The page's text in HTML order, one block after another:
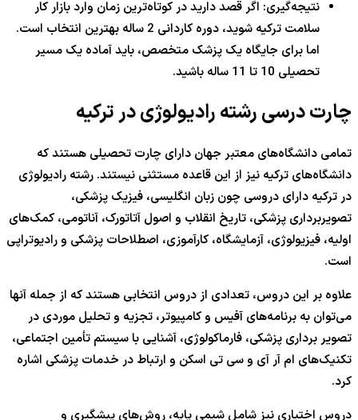
نتیجه‌گیری: اگر قصد دارید در کوتاه‌ترین زمان وارد بازار کار
سلامت ترکیه شوید، دوره کاردانی 2 ساله بهترین انتخاب است.
اما برای جایگاه یک پزشک متخصص، باید آماده یک مسیر
تحصیلی 10 تا 11 ساله باشید.
چارت درسی رشته رادیولوژی در ترکیه
تمامی دانشگاه‌های معتبر جهان دارای چارت تحصیلی هستند که
دانشگاه‌های ترکیه نیز از این قاعده مستثنی نیستند. رشته رادیولوژی
در ترکیه دارای دروسی چون زبان انگلیسی، فیزیک پزشکی،
تصویر‌برداری پزشکی، تاریخ انقلاب و اصول آتاتورک، آناتومی، کمک‌های
اولیه، فیزیولوژی، آزمایشگاه، کارآموزی، اصطلاحات پزشکی و رادیوتراپی
است.
علاوه بر این دروس، تعدادی از دروس انتخابی هستند که از جمله آنها
می‌توان به برنامه‌های آفیس و کامپیوتر، تجزیه و تحلیل موردی در
تصویر برداری پزشکی، فارماکولوژی، آشنایی با سیستم تأمین اجتماعی،
تکنیک‌های ام آر آی و سی تی اسکن و ارتباط در خدمات پزشکی اشاره
کرد.
دروس اختیاری نیز شامل شیمی پایه، روش‌های پیشگیری و